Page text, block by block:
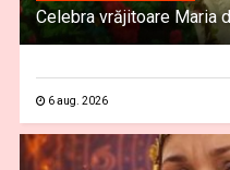
Celebra vrăjitoare Maria
6 aug. 2026